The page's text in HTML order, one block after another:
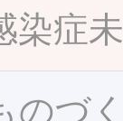
染症
のづ